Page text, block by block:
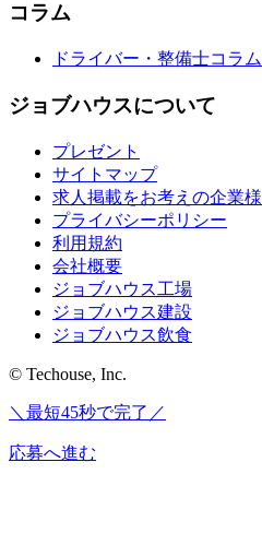
コラム
ドライバー・整備士コラム
ジョブハウスについて
プレゼント
サイトマップ
求人掲載をお考えの企業様
プライバシーポリシー
利用規約
会社概要
ジョブハウス工場
ジョブハウス建設
ジョブハウス飲食
© Techouse, Inc.
＼最短45秒で完了／
応募へ進む